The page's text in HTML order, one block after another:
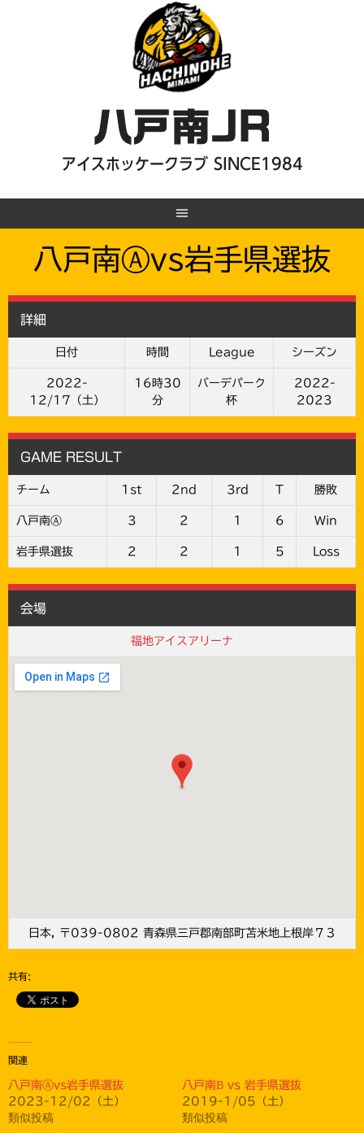
八戸南JR
アイスホッケークラブ SINCE1984
八戸南Ⓐvs岩手県選抜
詳細
日付 時間 League シーズン
2022-
12/17（土）
16時30
分
バーデパーク
杯
2022-
2023
GAME RESULT
チーム 1st 2nd 3rd T 勝敗
八戸南Ⓐ 3 2 1 6 Win
岩手県選抜 2 2 1 5 Loss
会場
福地アイスアリーナ
日本, 〒039-0802 青森県三戸郡南部町苫米地上根岸７３
共有:
関連
八戸南Ⓐvs岩手県選抜
2023-12/02（土）
類似投稿
八戸南B vs 岩手県選抜
2019-1/05（土）
類似投稿